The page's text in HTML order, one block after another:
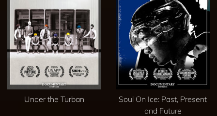
Under the Turban
Soul On Ice: Past, Present
and Future